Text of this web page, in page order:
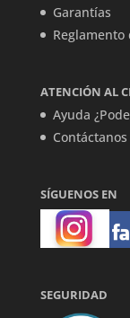
Garantías
Reglamento
ATENCIÓN AL
Ayuda
Contáctanos
SÍGUENOS EN
SEGURIDAD